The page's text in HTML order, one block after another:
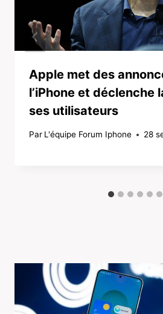
Apple met des
l’iPhone et déclenche
ses utilisateurs
Par L'équipe Forum Iphone 28